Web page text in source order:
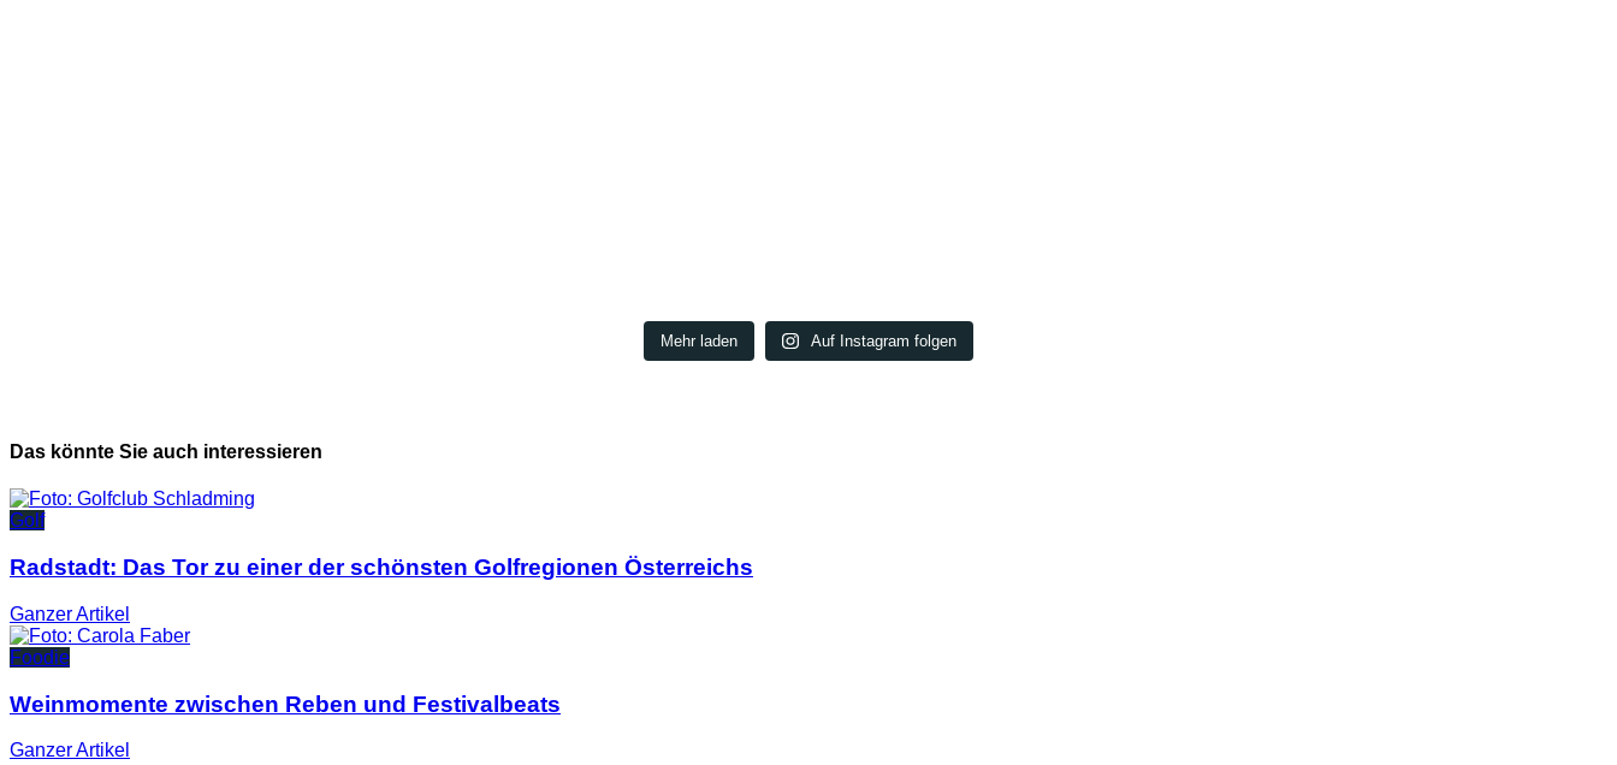
Mehr laden Auf Instagram folgen
Das könnte Sie auch interessieren
Golf
Radstadt: Das Tor zu einer der schönsten Golfregionen Österreichs
GanzerArtikel
Foodie
Weinmomente zwischen Reben und Festivalbeats
GanzerArtikel